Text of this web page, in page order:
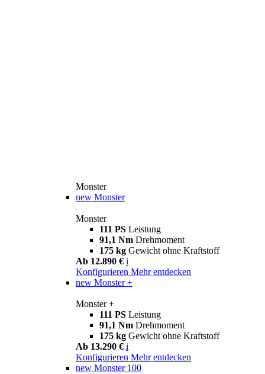
Monster
new Monster
Monster
111 PS Leistung
91,1 Nm Drehmoment
175 kg Gewicht ohne Kraftstoff
Ab 12.890 € i
Konfigurieren Mehr entdecken
new Monster +
Monster +
111 PS Leistung
91,1 Nm Drehmoment
175 kg Gewicht ohne Kraftstoff
Ab 13.290 € i
Konfigurieren Mehr entdecken
new Monster 100